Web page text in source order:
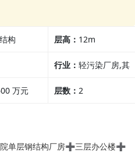
构 层高： 12m
行业： 轻污染厂房,其
他行业
万元 层数： 2
单层钢结构厂房➕三层办公楼➕